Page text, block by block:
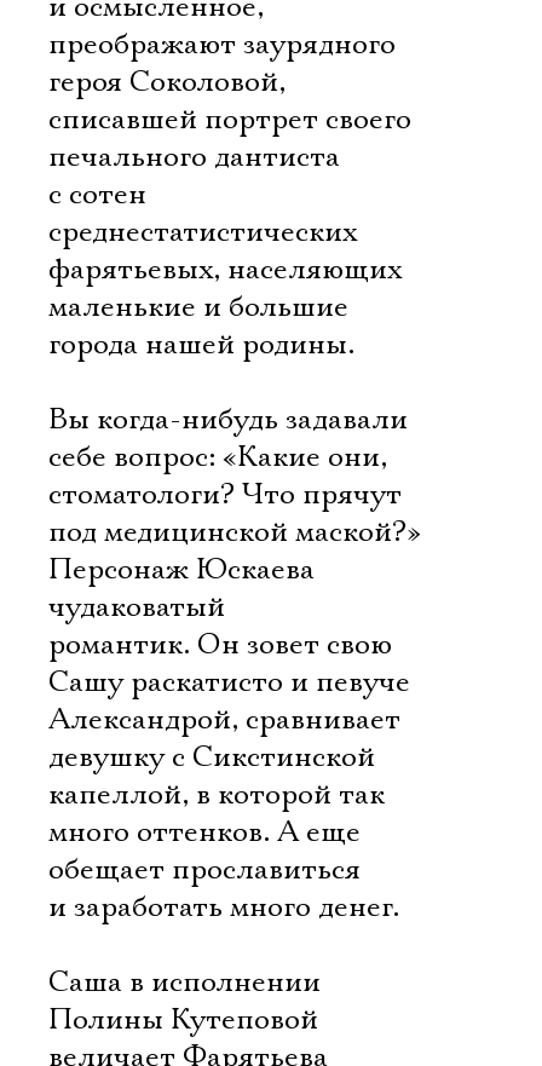
и осмысленное,
преображают заурядного
героя Соколовой,
списавшей портрет своего
печального дантиста
с сотен
среднестатистических
фарятьевых, населяющих
маленькие и большие
города нашей родины.
Вы когда-нибудь задавали
себе вопрос: «Какие они,
стоматологи? Что прячут
под медицинской маской?»
Персонаж Юскаева 
чудаковатый
романтик. Он зовет свою
Сашу раскатисто и певуче
Александрой, сравнивает
девушку с Сикстинской
капеллой, в которой так
много оттенков. А еще
обещает прославиться
и заработать много денег.
Саша в исполнении
Полины Кутеповой
величает Фарятьева
Электропочта
Ознакомиться